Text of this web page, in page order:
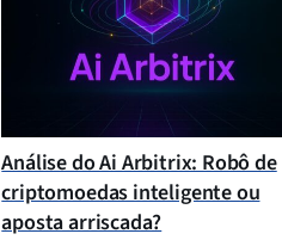
Análise do Ai Arbitrix: Robô de
criptomoedas inteligente ou
aposta arriscada?